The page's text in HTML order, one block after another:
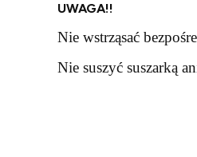
UWAGA!!
Nie wstrząsać
Nie suszyć suszarką